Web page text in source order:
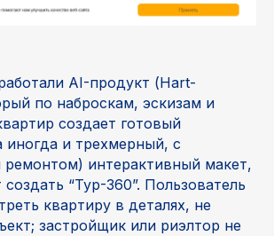
AI-продукт (Hart-
по наброскам, эскизам и
создает готовый
и трехмерный, с
ремонтом) интерактивный макет,
“Тур-360”. Пользователь
квартиру в деталях, не
застройщик или риэлтор не